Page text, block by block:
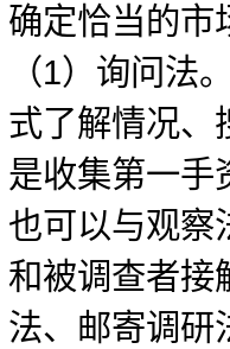
确定恰当的市
（1）询问法
式了解情况、
是收集第一手
也可以与观察
和被调查者接
法、邮寄调研